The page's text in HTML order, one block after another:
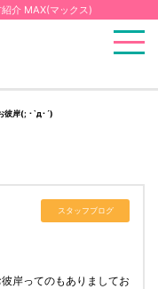
介 MAX(マックス)
彼岸(; ･`д･´)
スタッフブログ
岸ってのもありましてお